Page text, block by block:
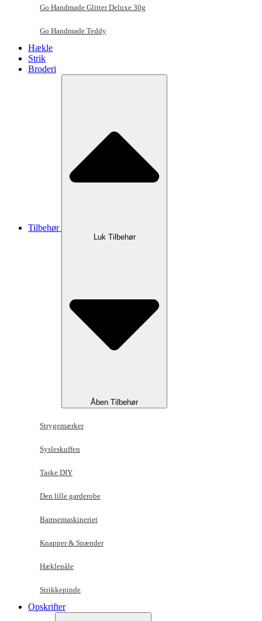
Go Handmade Glitter Deluxe 30g
Go Handmade Teddy
Hækle
Strik
Broderi
Tilbehør
Luk Tilbehør
Åben Tilbehør
Strygemærker
Sysleskuffen
Taske DIY
Den lille garderobe
Bamsemaskineriet
Knapper & Spænder
Hæklenåle
Strikkepinde
Opskrifter